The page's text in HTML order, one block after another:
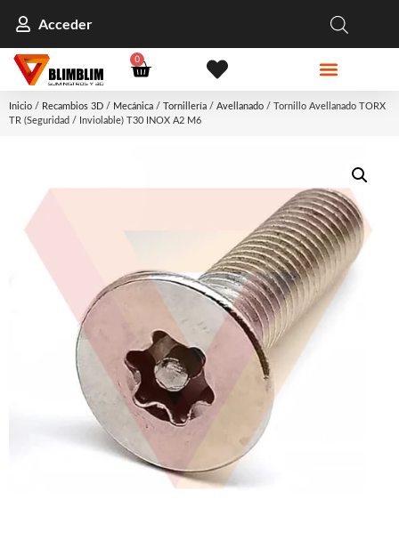
Acceder
0
Inicio / Recambios 3D / Mecánica / Tornillería / Avellanado / Tornillo Avellanado TORX
TR (Seguridad / Inviolable) T30 INOX A2 M6